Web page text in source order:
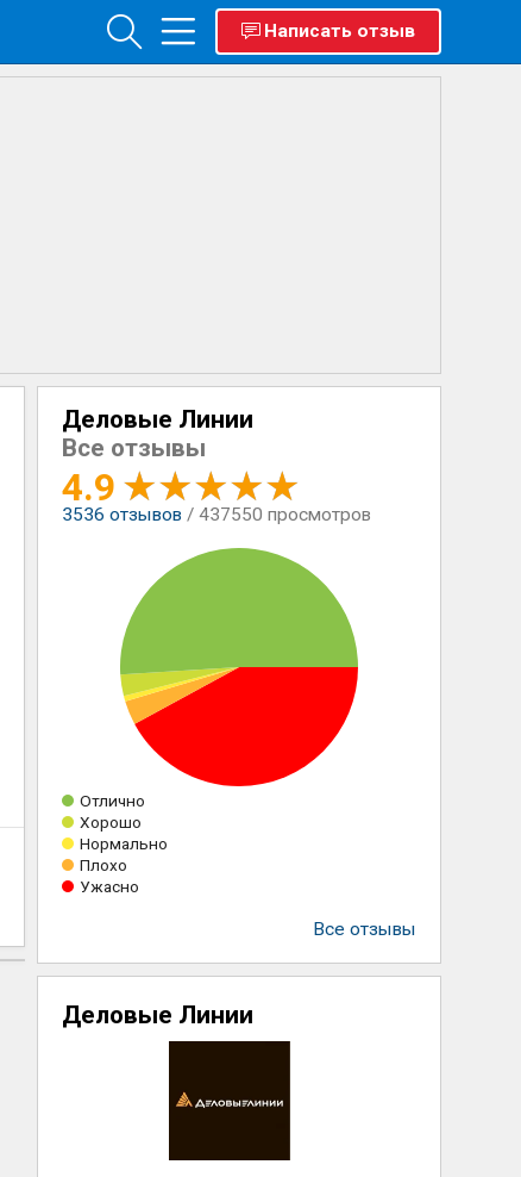
Написать отзыв
Деловые Линии
Все отзывы
4.9
3536 отзывов / 437550 просмотров
Отлично
Хорошо
Нормально
Плохо
Ужасно
Все отзывы
Деловые Линии